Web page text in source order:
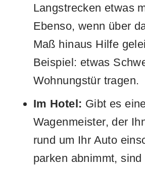
Langstrecken etwas
Ebenso, wenn über
Maß hinaus Hilfe
Beispiel: etwas
Wohnungstür tragen.
Im Hotel: Gibt es
Wagenmeister, der
rund um Ihr Auto
parken abnimmt,